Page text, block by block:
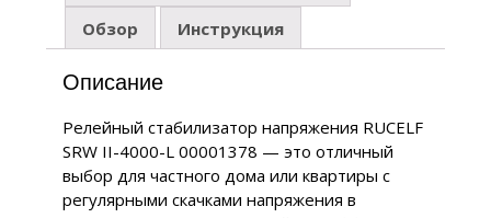
Обзор
Инструкция
Описание
Релейный стабилизатор напряжения RUCELF
SRW II-4000-L 00001378 — это отличный
выбор для частного дома или квартиры с
регулярными скачками напряжения в